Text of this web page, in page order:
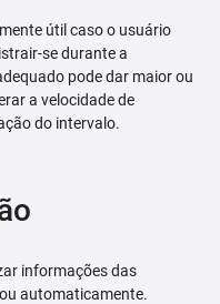
útil caso o usuário
se durante a
pode dar maior ou
a velocidade de
do intervalo.
informações das
automaticamente.